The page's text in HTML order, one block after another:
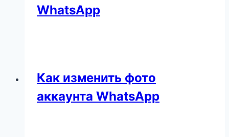
WhatsApp
Как изменить фото
аккаунта WhatsApp